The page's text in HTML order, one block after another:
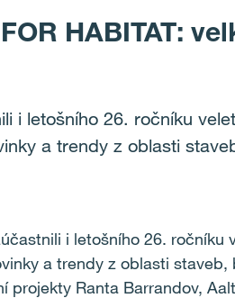
HABITAT:
i letošního 26. ročníku
a trendy z oblasti
i letošního 26. ročníku
a trendy z oblasti
projekty Ranta Barrandov,